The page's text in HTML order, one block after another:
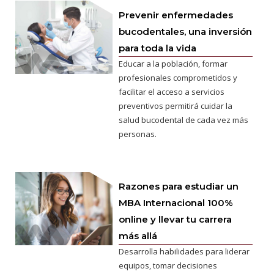
Prevenir enfermedades
bucodentales, una inversión
para toda la vida
Educar a la población, formar
profesionales comprometidos y
facilitar el acceso a servicios
preventivos permitirá cuidar la
salud bucodental de cada vez más
personas.
Razones para estudiar un
MBA Internacional 100%
online y llevar tu carrera
más allá
Desarrolla habilidades para liderar
equipos, tomar decisiones